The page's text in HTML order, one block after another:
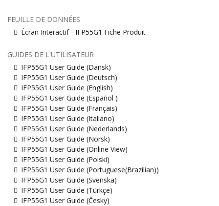
FEUILLE DE DONNÉES
Écran Interactif - IFP55G1 Fiche Produit
GUIDES DE L'UTILISATEUR
IFP55G1 User Guide (Dansk)
IFP55G1 User Guide (Deutsch)
IFP55G1 User Guide (English)
IFP55G1 User Guide (Español )
IFP55G1 User Guide (Français)
IFP55G1 User Guide (Italiano)
IFP55G1 User Guide (Nederlands)
IFP55G1 User Guide (Norsk)
IFP55G1 User Guide (Online View)
IFP55G1 User Guide (Polski)
IFP55G1 User Guide (Portuguese(Brazilian))
IFP55G1 User Guide (Svenska)
IFP55G1 User Guide (Türkçe)
IFP55G1 User Guide (Česky)